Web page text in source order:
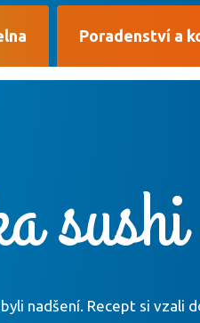
Poradenství a
sushi
nadšení. Recept si vzali